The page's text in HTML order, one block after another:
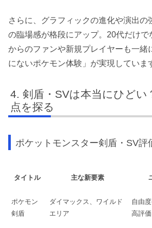
さらに、グラフィックの進化や演出の
の臨場感が格段にアップ。20代だけで
からのファンや新規プレイヤーも一緒
にないポケモン体験」が実現していま
剣盾・SVは本当にひどい
点を探る
ポケットモンスター剣盾・SV評
タイトル 主な新要素
ポケモン
剣盾
ダイマックス、ワイルド
エリア
自由
高評価